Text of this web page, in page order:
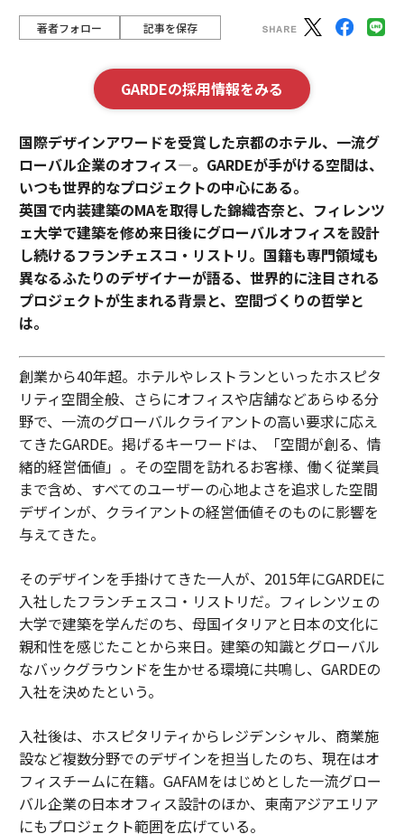
著者フォロー 記事を保存
GARDEの採用情報をみる
国際デザインアワードを受賞した京都のホテル、一流グ
ローバル企業のオフィス—。GARDEが手がける空間は、
いつも世界的なプロジェクトの中心にある。
英国で内装建築のMAを取得した錦織杏奈と、フィレンツ
ェ大学で建築を修め来日後にグローバルオフィスを設計
し続けるフランチェスコ・リストリ。国籍も専門領域も
異なるふたりのデザイナーが語る、世界的に注目される
プロジェクトが生まれる背景と、空間づくりの哲学と
は。
創業から40年超。ホテルやレストランといったホスピタ
リティ空間全般、さらにオフィスや店舗などあらゆる分
野で、一流のグローバルクライアントの高い要求に応え
てきたGARDE。掲げるキーワードは、「空間が創る、情
緒的経営価値」。その空間を訪れるお客様、働く従業員
まで含め、すべてのユーザーの心地よさを追求した空間
デザインが、クライアントの経営価値そのものに影響を
与えてきた。
そのデザインを手掛けてきた一人が、2015年にGARDEに
入社したフランチェスコ・リストリだ。フィレンツェの
大学で建築を学んだのち、母国イタリアと日本の文化に
親和性を感じたことから来日。建築の知識とグローバル
なバックグラウンドを生かせる環境に共鳴し、GARDEの
入社を決めたという。
入社後は、ホスピタリティからレジデンシャル、商業施
設など複数分野でのデザインを担当したのち、現在はオ
フィスチームに在籍。GAFAMをはじめとした一流グロー
バル企業の日本オフィス設計のほか、東南アジアエリア
にもプロジェクト範囲を広げている。